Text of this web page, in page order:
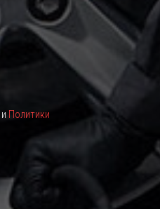
и Политики